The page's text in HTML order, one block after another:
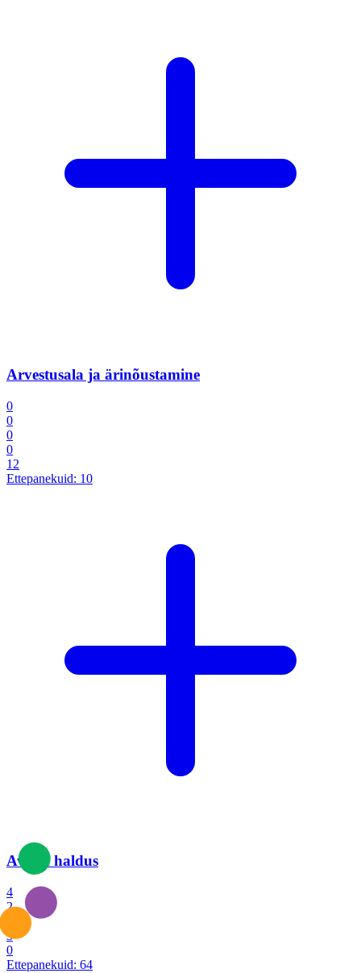
Arvestusala ja ärinõustamine
0
0
0
0
12
Ettepanekuid: 10
Avalik haldus
4
2
3
0
Ettepanekuid: 64